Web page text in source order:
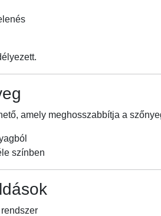
amely meghosszabbítja a
színben